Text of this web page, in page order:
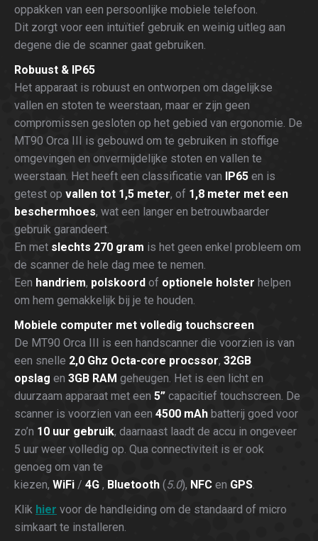
oppakken van een persoonlijke mobiele telefoon.
Dit zorgt voor een intuïtief gebruik en weinig uitleg aan
degene die de scanner gaat gebruiken.
Robuust & IP65
Het apparaat is robuust en ontworpen om dagelijkse
vallen en stoten te weerstaan, maar er zijn geen
compromissen gesloten op het gebied van ergonomie. De
MT90 Orca III is gebouwd om te gebruiken in stoffige
omgevingen en onvermijdelijke stoten en vallen te
weerstaan. Het heeft een classificatie van IP65 en is
getest op vallen tot 1,5 meter, of 1,8 meter met een
beschermhoes, wat een langer en betrouwbaarder
gebruik garandeert.
En met slechts 270 gram is het geen enkel probleem om
de scanner de hele dag mee te nemen.
Een handriem, polskoord of optionele holster helpen
om hem gemakkelijk bij je te houden.
Mobiele computer met volledig touchscreen
De MT90 Orca III is een handscanner die voorzien is van
een snelle 2,0 Ghz Octa-core procssor, 32GB
opslag en 3GB RAM geheugen. Het is een licht en
duurzaam apparaat met een 5” capacitief touchscreen. De
scanner is voorzien van een 4500 mAh batterij goed voor
zo’n 10 uur gebruik, daarnaast laadt de accu in ongeveer
5 uur weer volledig op. Qua connectiviteit is er ook
genoeg om van te
kiezen, WiFi / 4G , Bluetooth (5.0), NFC en GPS.
Klik hier voor de handleiding om de standaard of micro
simkaart te installeren.